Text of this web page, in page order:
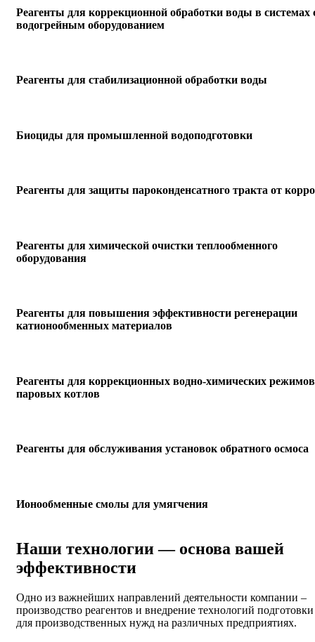
Реагенты для коррекционной обработки воды в системах
водогрейным оборудованием
Реагенты для стабилизационной обработки воды
Биоциды для промышленной водоподготовки
Реагенты для защиты пароконденсатного тракта от
Реагенты для химической очистки теплообменного
оборудования
Реагенты для повышения эффективности регенерации
катионообменных материалов
Реагенты для коррекционных водно-химических режимов
паровых котлов
Реагенты для обслуживания установок обратного осмоса
Ионообменные смолы для умягчения
Наши технологии — основа вашей
эффективности
Одно из важнейших направлений деятельности компании –
производство реагентов и внедрение технологий
для производственных нужд на различных предприятиях.